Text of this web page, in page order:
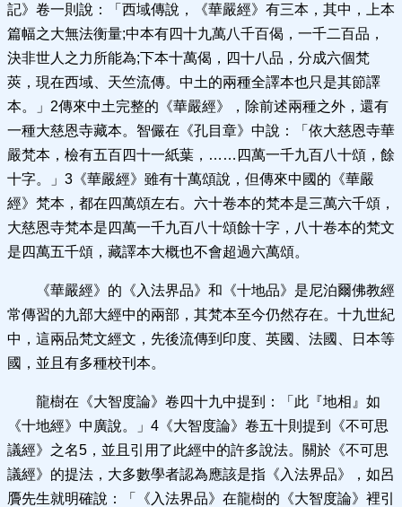
記》卷一則說：「西域傳說，《華嚴經》有三本，其中，上本
篇幅之大無法衡量;中本有四十九萬八千百偈，一千二百品，
決非世人之力所能為;下本十萬偈，四十八品，分成六個梵
莢，現在西域、天竺流傳。中土的兩種全譯本也只是其節譯
本。」2傳來中土完整的《華嚴經》，除前述兩種之外，還有
一種大慈恩寺藏本。智儼在《孔目章》中說：「依大慈恩寺華
嚴梵本，檢有五百四十一紙葉，……四萬一千九百八十頌，餘
十字。」3《華嚴經》雖有十萬頌說，但傳來中國的《華嚴
經》梵本，都在四萬頌左右。六十卷本的梵本是三萬六千頌，
大慈恩寺梵本是四萬一千九百八十頌餘十字，八十卷本的梵文
是四萬五千頌，藏譯本大概也不會超過六萬頌。
《華嚴經》的《入法界品》和《十地品》是尼泊爾佛教經
常傳習的九部大經中的兩部，其梵本至今仍然存在。十九世紀
中，這兩品梵文經文，先後流傳到印度、英國、法國、日本等
國，並且有多種校刊本。
龍樹在《大智度論》卷四十九中提到：「此『地相』如
《十地經》中廣說。」4《大智度論》卷五十則提到《不可思
議經》之名5，並且引用了此經中的許多說法。關於《不可思
議經》的提法，大多數學者認為應該是指《入法界品》，如呂
贗先生就明確說：「《入法界品》在龍樹的《大智度論》裡引